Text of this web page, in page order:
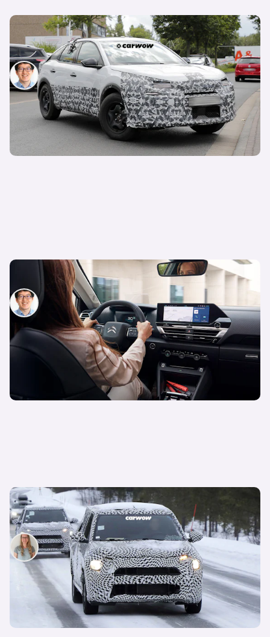
Citroen C4 Facelift auf Testfahrt entdeckt: Alle
Infos und Bilder
Patrik Chen
29. August 2024
Citroen integriert ChatGPT ins Infotainment
Patrik Chen
26. Juli 2024
Neuer Citroen C3X erstmals auf Testfahrt: Alles,
was bekannt ist
Irene Wallner
13. Februar 2024